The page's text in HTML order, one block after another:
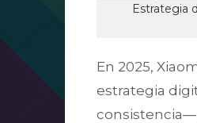
Estrategia
En 2025,
estrategia
consistencia—